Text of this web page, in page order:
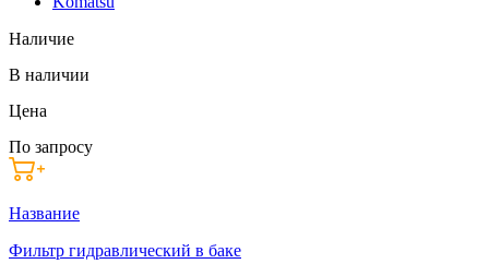
Наличие
В наличии
Цена
По запросу
Название
Фильтр гидравлический в баке